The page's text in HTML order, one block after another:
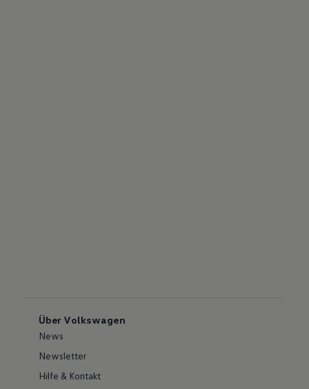
Über Volkswagen
News
Newsletter
Hilfe & Kontakt